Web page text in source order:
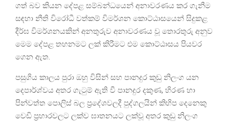
ගත් බව කියන දේපළ සම්බන්ධයෙන් අනාවරණය කර ගැනීම
සඳහා නීති විරෝධී වත්කම් විමර්ශන කොට්ඨාසයෙන් සිදුකළ
දීර්ඝ විමර්ශනයකින් අනතුරුව අනාවරණය වූ තොරතුරු අනුව
මෙම දේපළ තහනමට ලක් කිරීමට එම කොට්ඨාසය පියවර
ගෙන ඇත.
පසුගිය කාලය පුරා ඔහු විසින් සහ පානදුර කුඩු නිලංග යන
දෙපාර්ශ්වය අතර ගැටුම් ඇති වී පානදුර දකුණ, හිරණ හා
පින්වත්ත පොලිස් බල ප්‍රදේශවලදී පුද්ගලයින් කිහිප දෙනෙකු
වෙඩි ප්‍රහාරවලට ලක්ව ඝාතනයට ලක්වූ අතර කුඩු නිලංග